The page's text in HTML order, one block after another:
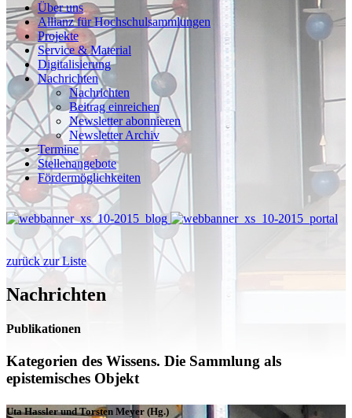
Über uns
Allianz für Hochschulsammlungen
Projekte
Service & Material
Digitalisierung
Nachrichten
Nachrichten
Beitrag einreichen
Newsletter abonnieren
Newsletter Archiv
Termine
Stellenangebote
Fördermöglichkeiten
zurück zur Liste
Nachrichten
Publikationen
Kategorien des Wissens. Die Sammlung als
epistemisches Objekt
Uta Hassler und Torsten Meyer (Hg.)